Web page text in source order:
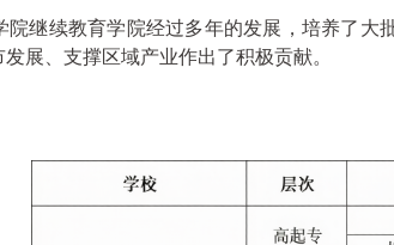
续教育学院经过多年的发展，培养了大
展、支撑区域产业作出了积极贡献。